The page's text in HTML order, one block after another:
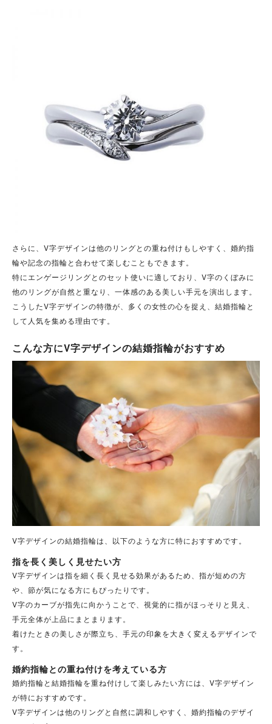
さらに、V字デザインは他のリングとの重ね付けもしやすく、婚約指
輪や記念の指輪と合わせて楽しむこともできます。
特にエンゲージリングとのセット使いに適しており、V字のくぼみに
他のリングが自然と重なり、一体感のある美しい手元を演出します。
こうしたV字デザインの特徴が、多くの女性の心を捉え、結婚指輪と
して人気を集める理由です。
こんな方にV字デザインの結婚指輪がおすすめ
V字デザインの結婚指輪は、以下のような方に特におすすめです。
指を長く美しく見せたい方
V字デザインは指を細く長く見せる効果があるため、指が短めの方
や、節が気になる方にもぴったりです。
V字のカーブが指先に向かうことで、視覚的に指がほっそりと見え、
手元全体が上品にまとまります。
着けたときの美しさが際立ち、手元の印象を大きく変えるデザインで
す。
婚約指輪との重ね付けを考えている方
婚約指輪と結婚指輪を重ね付けして楽しみたい方には、V字デザイン
が特におすすめです。
V字デザインは他のリングと自然に調和しやすく、婚約指輪のデザイ